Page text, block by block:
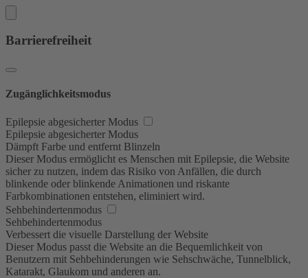
Barrierefreiheit
Zugänglichkeitsmodus
Epilepsie abgesicherter Modus
Epilepsie abgesicherter Modus
Dämpft Farbe und entfernt Blinzeln
Dieser Modus ermöglicht es Menschen mit Epilepsie, die Website
sicher zu nutzen, indem das Risiko von Anfällen, die durch
blinkende oder blinkende Animationen und riskante
Farbkombinationen entstehen, eliminiert wird.
Sehbehindertenmodus
Sehbehindertenmodus
Verbessert die visuelle Darstellung der Website
Dieser Modus passt die Website an die Bequemlichkeit von
Benutzern mit Sehbehinderungen wie Sehschwäche, Tunnelblick,
Katarakt, Glaukom und anderen an.